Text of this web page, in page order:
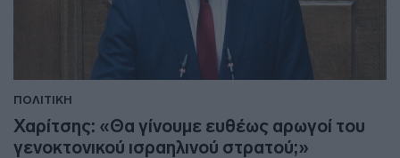
ΠΟΛΙΤΙΚΗ
Χαρίτσης: «Θα γίνουμε ευθέως αρωγοί του
γενοκτονικού ισραηλινού στρατού;»